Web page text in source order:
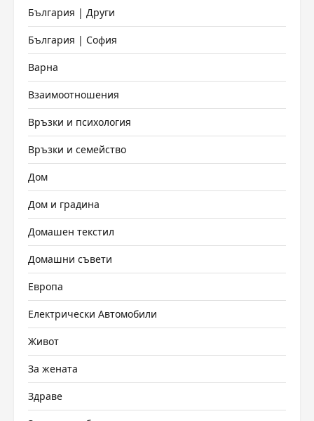
България | Други
България | София
Варна
Взаимоотношения
Връзки и психология
Връзки и семейство
Дом
Дом и градина
Домашен текстил
Домашни съвети
Европа
Електрически Автомобили
Живот
За жената
Здраве